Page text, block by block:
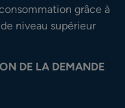
grâce à
niveau supérieur
DE LA DEMANDE